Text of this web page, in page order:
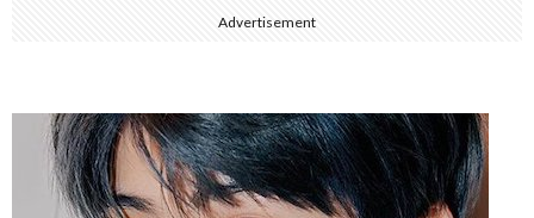
Advertisement